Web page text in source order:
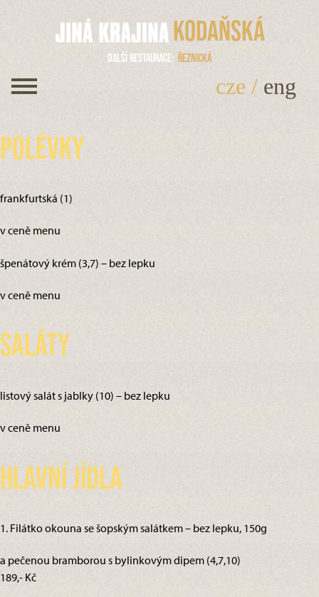
Kodaňská
Další restaurace Řeznická
cze / eng
Polévky
frankfurtská (1)
v ceně menu
špenátový krém (3,7) – bez lepku
v ceně menu
Saláty
listový salát s jablky (10) – bez lepku
v ceně menu
Hlavní jídla
1. Filátko okouna se šopským salátkem – bez lepku, 150g
a pečenou bramborou s bylinkovým dipem (4,7,10)
189,- Kč